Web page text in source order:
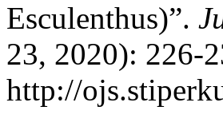
Esculenthus)”.
23, 2020): 226-
http://